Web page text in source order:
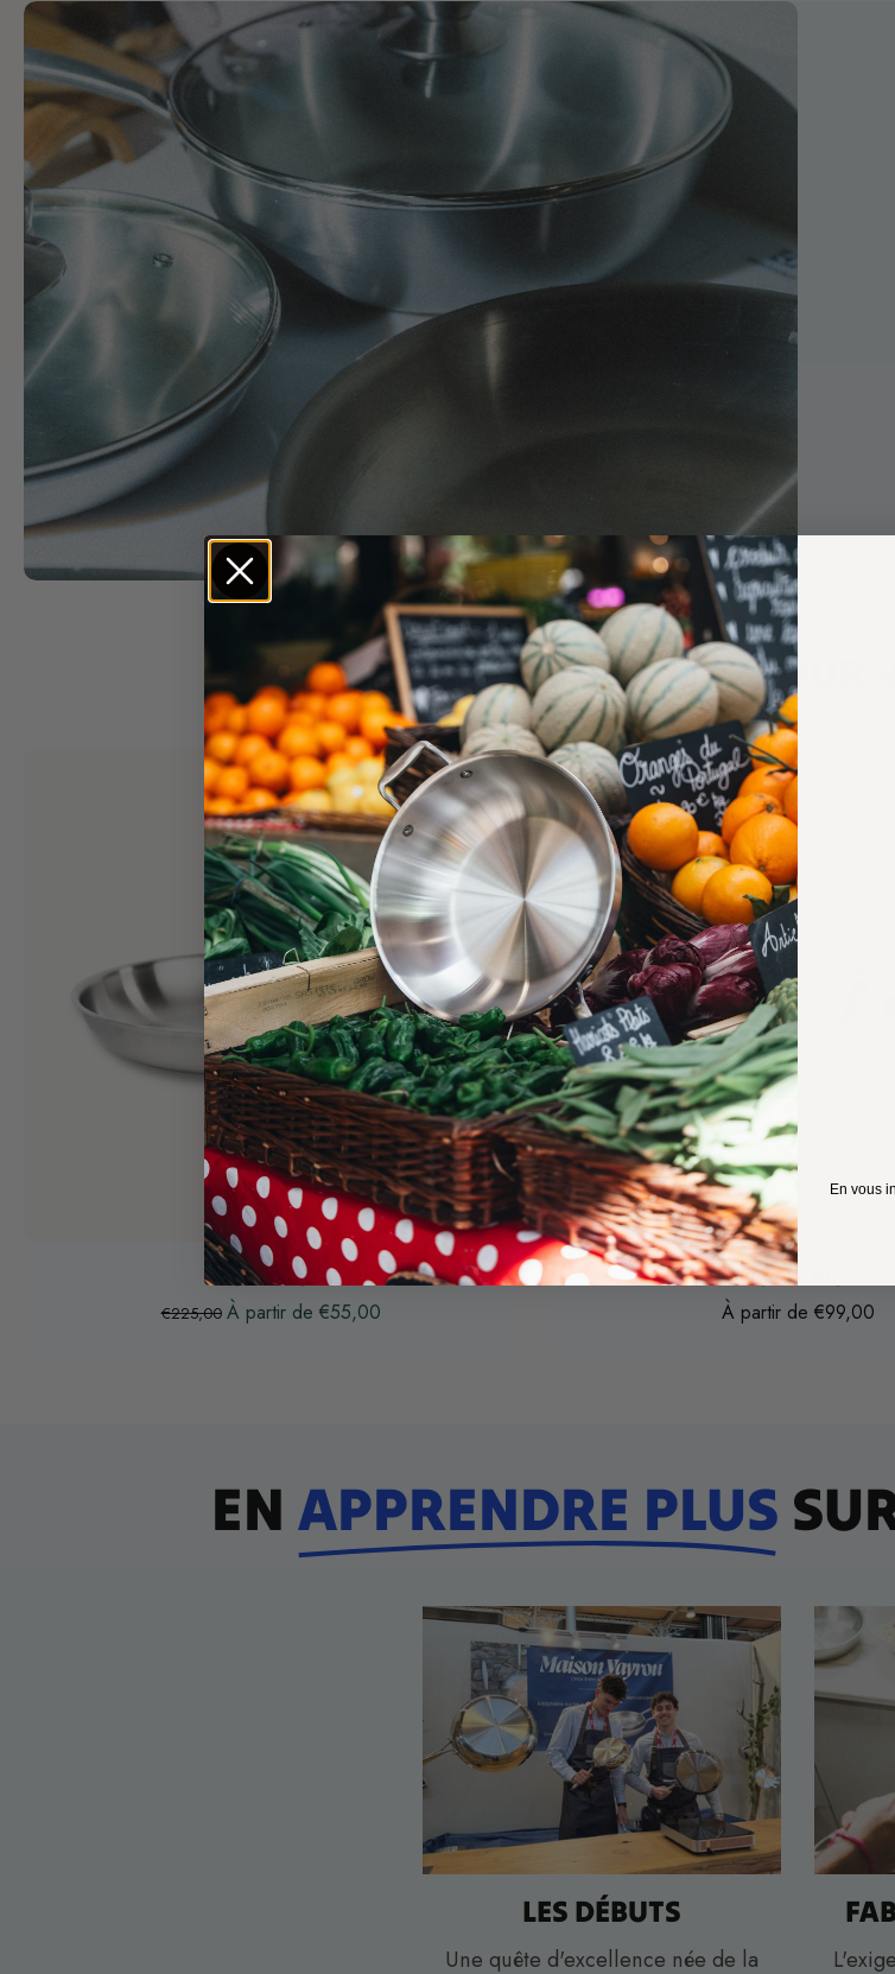
LES 3 ESSENTIELS POUR
Choisissez les options
POÊLE INOX
€225,00 À partir de €55,00
Choisissez les options
WOK EN INOX
À partir de €99,00
EN APPRENDRE PLUS
LES DÉBUTS
Une quête d'excellence née de la
En vous